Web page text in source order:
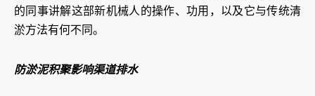
的同事讲解这部新机械人的操作、功用，以及它与传统清
淤方法有何不同。
防淤泥积聚影响渠道排水